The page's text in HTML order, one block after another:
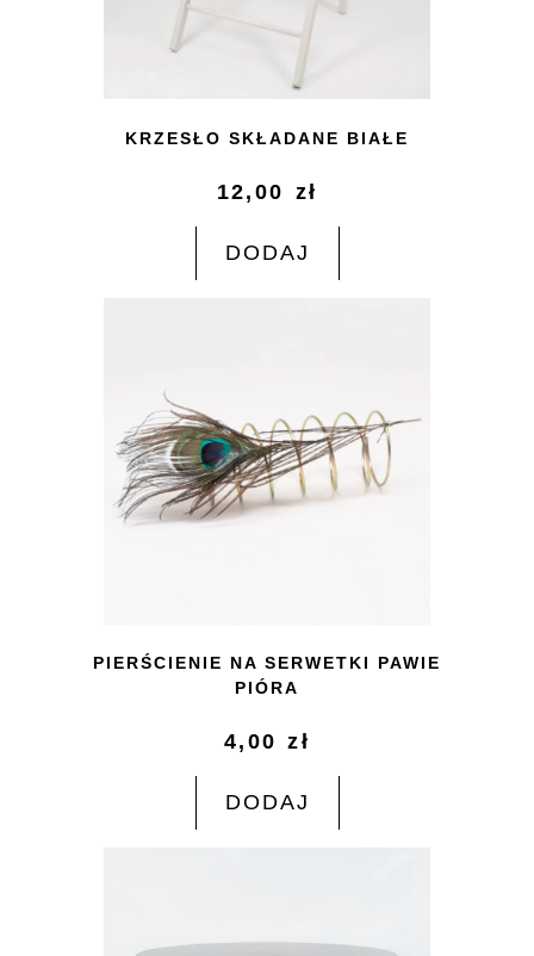
KRZESŁO SKŁADANE BIAŁE
12,00 zł
DODAJ
PIERŚCIENIE NA SERWETKI PAWIE
PIÓRA
4,00zł
DODAJ